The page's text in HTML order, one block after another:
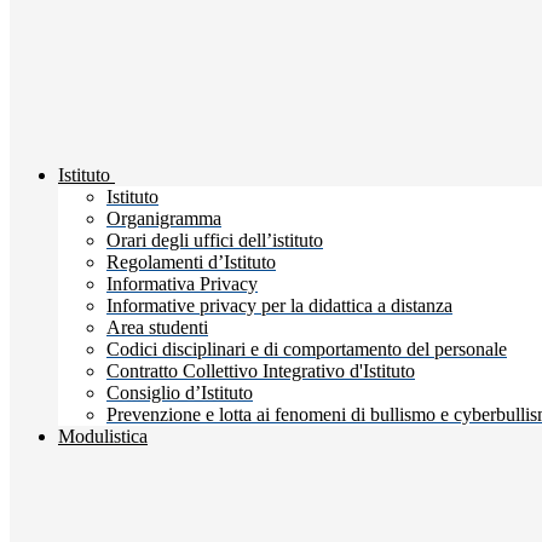
Istituto
Istituto
Organigramma
Orari degli uffici dell’istituto
Regolamenti d’Istituto
Informativa Privacy
Informative privacy per la didattica a distanza
Area studenti
Codici disciplinari e di comportamento del personale
Contratto Collettivo Integrativo d'Istituto
Consiglio d’Istituto
Prevenzione e lotta ai fenomeni di bullismo e
Modulistica